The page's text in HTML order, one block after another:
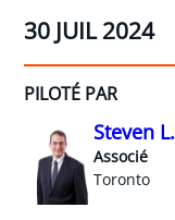
30 JUIL 2024
PILOTÉ PAR
Steven
Associé
Toronto